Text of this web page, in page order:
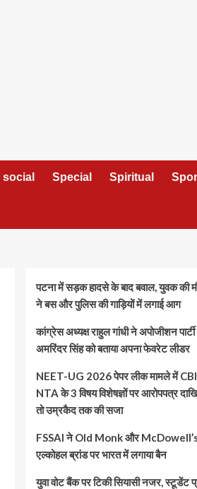
social Special Spiritual
पटना में सड़क हादसे के बाद बवाल, युवक की
ने बस और पुलिस की गाड़ियों में लगाई आग
कांग्रेस अध्यक्ष राहुल गांधी ने अपोजीशन
अमरिंदर सिंह को बताया अपना फेवरेट लीडर
NEET-UG 2026 पेपर लीक मामले में CBI
NTA के 3 विषय विशेषज्ञों पर आरोपपत्र
तो उम्रकैद तक की सजा
FSSAI ने Old Monk और
एल्कोहल ब्रांड पर भारत में लगाया बैन
युवा वोट बैंक पर टिकी सियासी नजर, स्टूडेंट